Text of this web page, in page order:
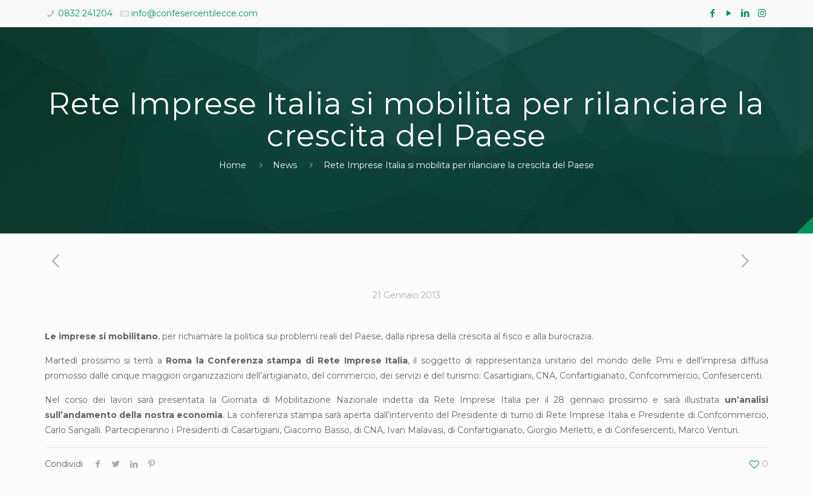
0832 241204 info@confesercentilecce.com
Rete Imprese Italia si mobilita per rilanciare la
crescita del Paese
Home News Rete Imprese Italia si mobilita per rilanciare la crescita del Paese
21 Gennaio 2013
Le imprese si mobilitano, per richiamare la politica sui problemi reali del Paese, dalla ripresa della crescita al fisco e alla burocrazia.
Martedì prossimo si terrà a Roma la Conferenza stampa di Rete Imprese Italia, il soggetto di rappresentanza unitario del mondo delle Pmi e dell’impresa diffusa
promosso dalle cinque maggiori organizzazioni dell’artigianato, del commercio, dei servizi e del turismo: Casartigiani, CNA, Confartigianato, Confcommercio, Confesercenti.
Nel corso dei lavori sarà presentata la Giornata di Mobilitazione Nazionale indetta da Rete Imprese Italia per il 28 gennaio prossimo e sarà illustrata un’analisi
sull’andamento della nostra economia. La conferenza stampa sarà aperta dall’intervento del Presidente di turno di Rete Imprese Italia e Presidente di Confcommercio,
Carlo Sangalli. Parteciperanno i Presidenti di Casartigiani, Giacomo Basso, di CNA, Ivan Malavasi, di Confartigianato, Giorgio Merletti, e di Confesercenti, Marco Venturi.
Condividi 0